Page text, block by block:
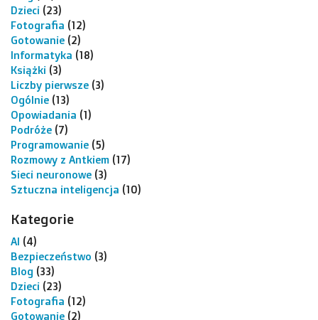
Dzieci (23)
Fotografia (12)
Gotowanie (2)
Informatyka (18)
Książki (3)
Liczby pierwsze (3)
Ogólnie (13)
Opowiadania (1)
Podróże (7)
Programowanie (5)
Rozmowy z Antkiem (17)
Sieci neuronowe (3)
Sztuczna inteligencja (10)
Kategorie
AI (4)
Bezpieczeństwo (3)
Blog (33)
Dzieci (23)
Fotografia (12)
Gotowanie (2)